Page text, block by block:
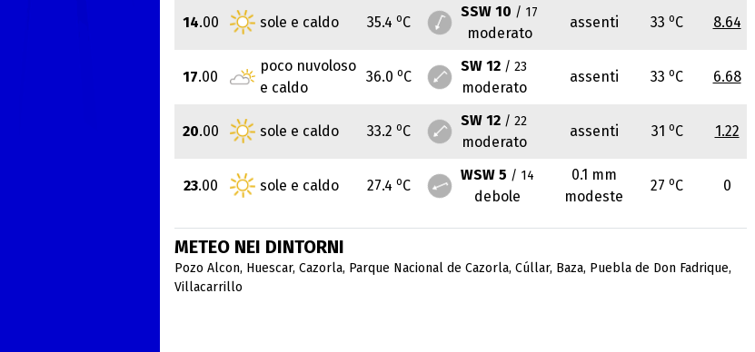
14.00 sole e caldo 35.4 oC
SSW 10 / 17
moderato
assenti 33 oC 8.64
17.00
poco nuvoloso
e caldo
36.0 oC
SW 12 / 23
moderato
assenti 33 oC 6.68
20.00 sole e caldo 33.2 oC
SW 12 / 22
moderato
assenti 31 oC 1.22
23.00 sole e caldo 27.4 oC
WSW 5 / 14
debole
0.1 mm
modeste
27 oC 0
METEO NEI DINTORNI
Pozo Alcon, Huescar, Cazorla, Parque Nacional de Cazorla, Cúllar, Baza, Puebla de Don Fadrique,
Villacarrillo